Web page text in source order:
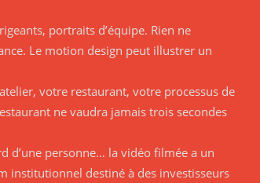
portraits d’équipe. Rien ne
Le motion design peut illustrer un
votre restaurant, votre processus de
ne vaudra jamais trois secondes
d’une personne… la vidéo filmée a un
institutionnel destiné à des investisseurs